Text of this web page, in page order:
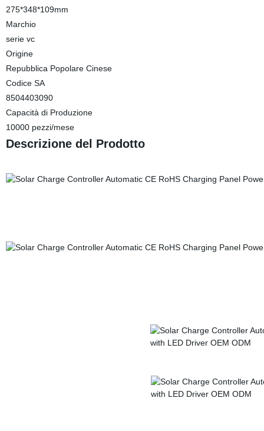
275*348*109mm
Marchio
serie vc
Origine
Repubblica Popolare Cinese
Codice SA
8504403090
Capacità di Produzione
10000 pezzi/mese
Descrizione del Prodotto